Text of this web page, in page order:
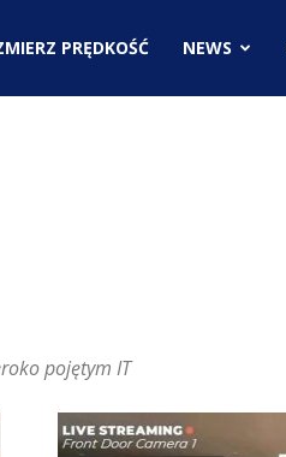
PRĘDKOŚĆ NEWS
pojętym IT